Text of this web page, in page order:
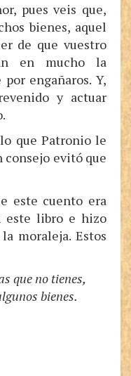
pues veis que,
bienes, aquel
de que vuestro
en mucho la
engañaros. Y,
y actuar
que Patronio le
consejo evitó que
este cuento era
este libro e hizo
moraleja. Estos
que no tienes,
bienes.